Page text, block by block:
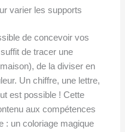
varier les supports
de concevoir vos
de tracer une
de la diviser en
Un chiffre, une lettre,
est possible ! Cette
aux compétences
: un coloriage magique